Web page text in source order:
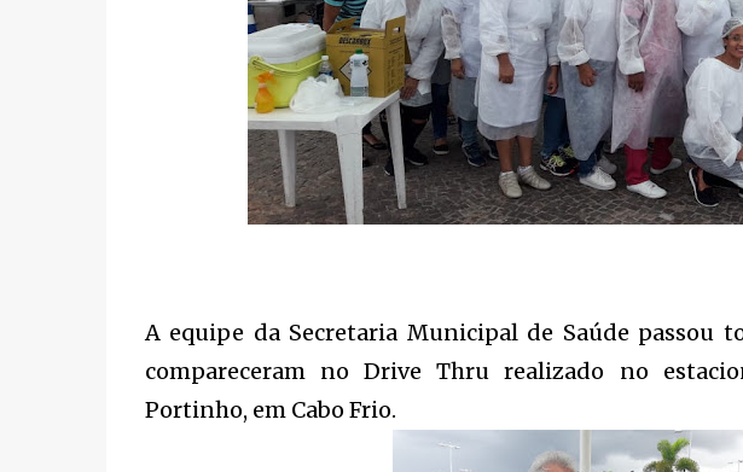
A equipe da Secretaria Municipal de Saúde passou
compareceram no Drive Thru realizado no
Portinho, em Cabo Frio.